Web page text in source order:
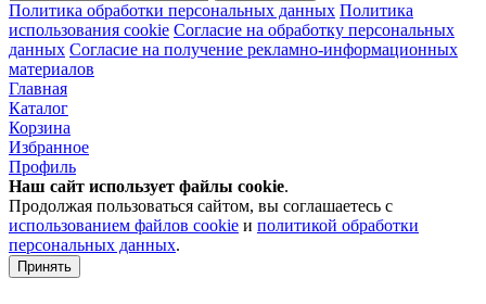
Политика обработки персональных данных Политика
использования cookie Согласие на обработку персональных
данных Согласие на получение рекламно-информационных
материалов
Главная
Каталог
Корзина
Избранное
Профиль
Наш сайт использует файлы cookie.
Продолжая пользоваться сайтом, вы соглашаетесь с
использованием файлов cookie и политикой обработки
персональных данных.
Принять